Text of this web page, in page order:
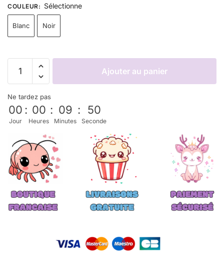
COULEUR: Sélectionne
Blanc Noir
Ajouter au panier
Ne tardez pas
00
Jour
: 00
Heures
: 09
Minutes
: 50
Seconde